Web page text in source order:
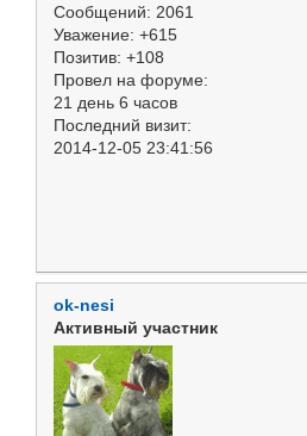
Сообщений: 2061
Уважение: +615
Позитив: +108
Провел на форуме:
21 день 6 часов
Последний визит:
2014-12-05 23:41:56
ok-nesi
Активный участник